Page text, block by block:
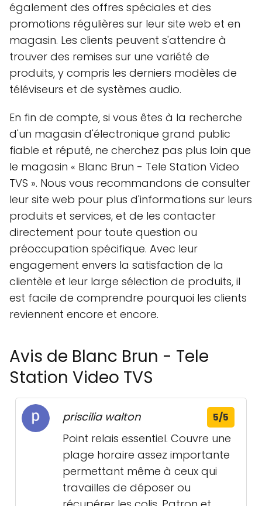
également des offres spéciales et des
promotions régulières sur leur site web et en
magasin. Les clients peuvent s'attendre à
trouver des remises sur une variété de
produits, y compris les derniers modèles de
téléviseurs et de systèmes audio.
En fin de compte, si vous êtes à la recherche
d'un magasin d'électronique grand public
fiable et réputé, ne cherchez pas plus loin que
le magasin « Blanc Brun - Tele Station Video
TVS ». Nous vous recommandons de consulter
leur site web pour plus d'informations sur leurs
produits et services, et de les contacter
directement pour toute question ou
préoccupation spécifique. Avec leur
engagement envers la satisfaction de la
clientèle et leur large sélection de produits, il
est facile de comprendre pourquoi les clients
reviennent encore et encore.
Avis de Blanc Brun - Tele
Station Video TVS
priscilia walton 5/5
Point relais essentiel. Couvre une
plage horaire assez importante
permettant même à ceux qui
travailles de déposer ou